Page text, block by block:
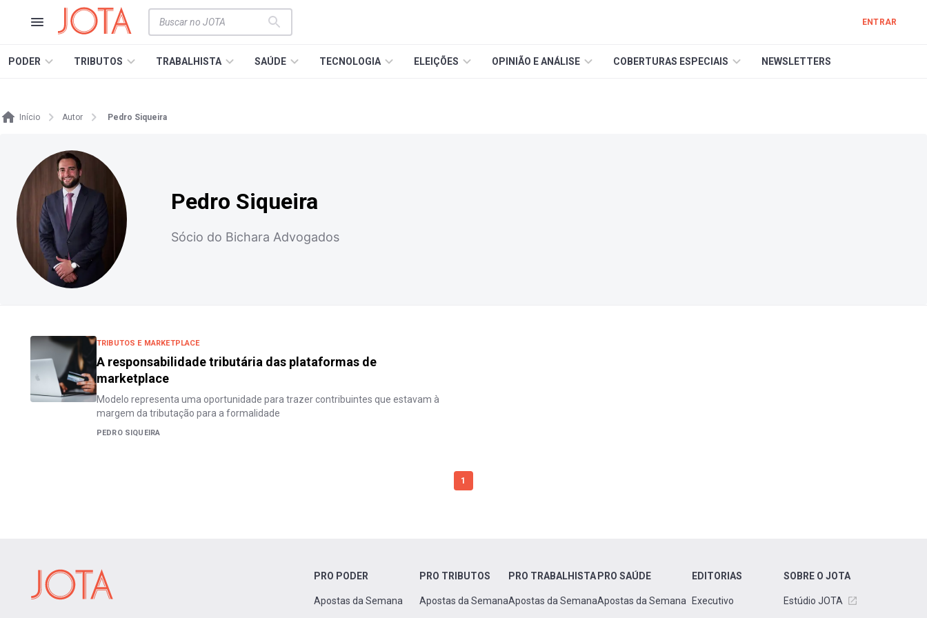
ENTRAR
PODER TRIBUTOS TRABALHISTA SAÚDE TECNOLOGIA ELEIÇÕES OPINIÃO E ANÁLISE COBERTURAS ESPECIAIS NEWSLETTERS
Início Autor Pedro Siqueira
Pedro Siqueira
Sócio do Bichara Advogados
TRIBUTOS E MARKETPLACE
A responsabilidade tributária das plataformas de
marketplace
Modelo representa uma oportunidade para trazer contribuintes que estavam à
margem da tributação para a formalidade
PEDRO SIQUEIRA
1
PRO PODER
Apostas da Semana
PRO TRIBUTOS
Apostas da Semana
PRO TRABALHISTA
Apostas da Semana
PRO SAÚDE
Apostas da Semana
EDITORIAS
Executivo
SOBRE O JOTA
Estúdio JOTA